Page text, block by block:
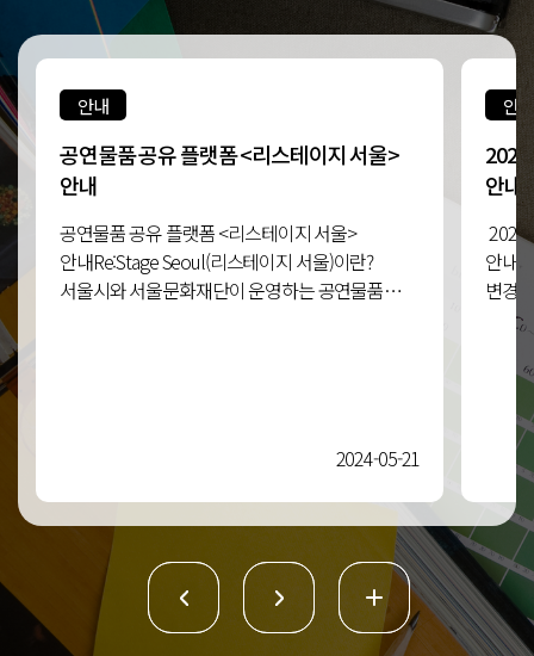
관악구 2
구로구
안내
공연물품 공유 플랫폼 <리스테이지 서울>
안내
공연물품 공유 플랫폼 <리스테이지 서울>
안내Re:Stage Seoul(리스테이지 서울)이란?
서울시와 서울문화재단이 운영하는 공연물품
버리지 말고 맡겨주세요!공연에 사용된 물품을
리스테이지 서울에 맡길 수 있습니다.위탁한
공연물품은 다른 이용자와 함께 사용합니다. ✨ Re:
마켓함께 쓰는 실천으로 공유문화를 만들어가요!
나의 공연물품을 다른 이용자와 직접 거래합니다.
2024-05-21
안내
2024
안내
2024
안내
변경
'생
시
기
응
펼
예정
적극